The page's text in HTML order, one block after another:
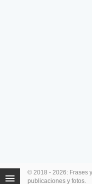
© 2018 - 2026: Frases
publicaciones y fotos.